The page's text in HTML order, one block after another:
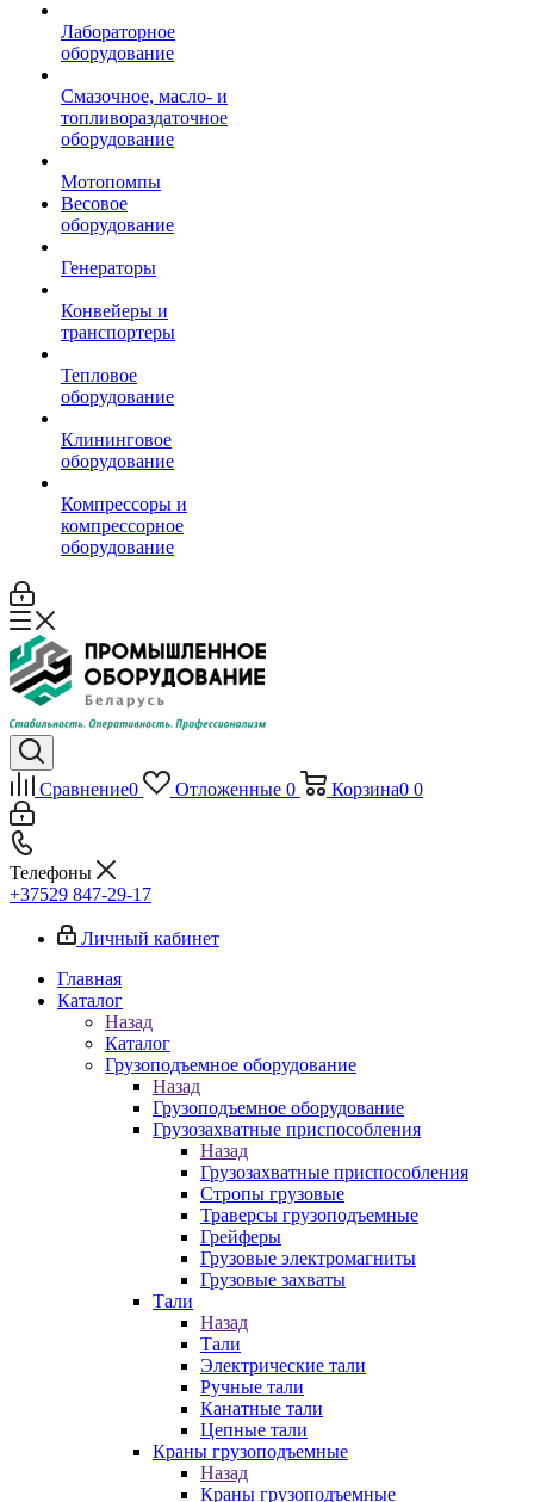
Лабораторное
оборудование
Смазочное, масло- и
топливораздаточное
оборудование
Мотопомпы
Весовое
оборудование
Генераторы
Конвейеры и
транспортеры
Тепловое
оборудование
Клининговое
оборудование
Компрессоры и
компрессорное
оборудование
Сравнение0 Отложенные 0 Корзина0 0
Телефоны
+37529 847-29-17‬
Личный кабинет
Главная
Каталог
Назад
Каталог
Грузоподъемное оборудование
Назад
Грузоподъемное оборудование
Грузозахватные приспособления
Назад
Грузозахватные приспособления
Стропы грузовые
Траверсы грузоподъемные
Грейферы
Грузовые электромагниты
Грузовые захваты
Тали
Назад
Тали
Электрические тали
Ручные тали
Канатные тали
Цепные тали
Краны грузоподъемные
Назад
Краны грузоподъемные